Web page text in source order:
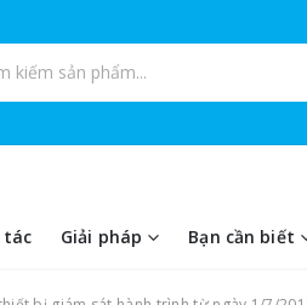
sản phẩm
tác Giải pháp Bạn cần biết